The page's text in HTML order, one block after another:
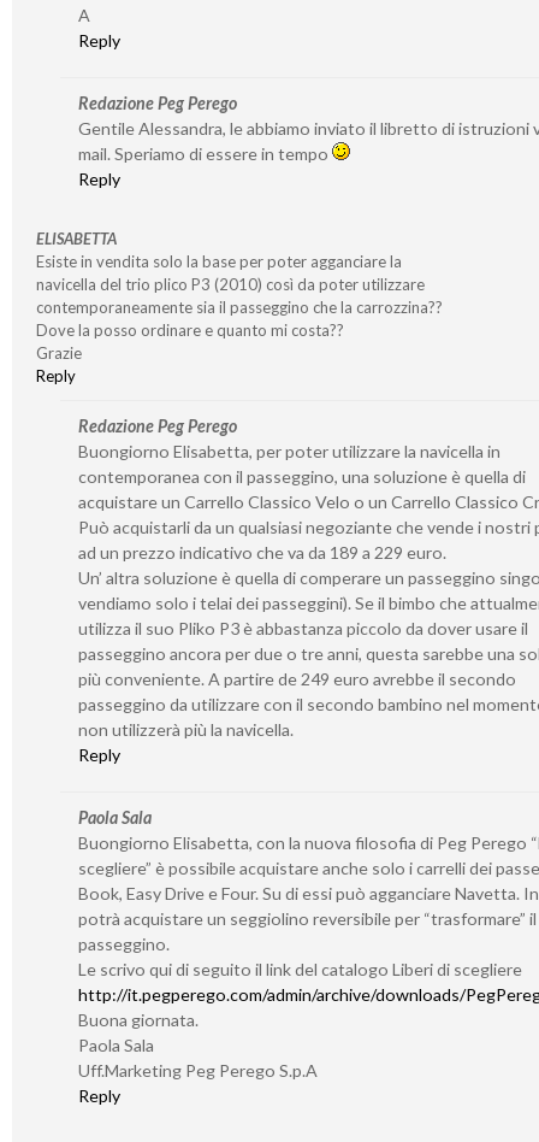
A
Reply
Redazione Peg Perego
Gentile Alessandra, le abbiamo inviato il libretto di istruzioni
mail. Speriamo di essere in tempo
Reply
ELISABETTA
Esiste in vendita solo la base per poter agganciare la
navicella del trio plico P3 (2010) così da poter utilizzare
contemporaneamente sia il passeggino che la carrozzina??
Dove la posso ordinare e quanto mi costa??
Grazie
Reply
Redazione Peg Perego
Buongiorno Elisabetta, per poter utilizzare la navicella in
contemporanea con il passeggino, una soluzione è quella di
acquistare un Carrello Classico Velo o un Carrello Classico
Può acquistarli da un qualsiasi negoziante che vende i
ad un prezzo indicativo che va da 189 a 229 euro.
Un’ altra soluzione è quella di comperare un passeggino
vendiamo solo i telai dei passeggini). Se il bimbo che
utilizza il suo Pliko P3 è abbastanza piccolo da dover usare il
passeggino ancora per due o tre anni, questa sarebbe una
più conveniente. A partire de 249 euro avrebbe il secondo
passeggino da utilizzare con il secondo bambino nel
non utilizzerà più la navicella.
Reply
Paola Sala
Buongiorno Elisabetta, con la nuova filosofia di Peg Perego
scegliere” è possibile acquistare anche solo i carrelli dei
Book, Easy Drive e Four. Su di essi può agganciare Navetta.
potrà acquistare un seggiolino reversibile per “trasformare”
passeggino.
Le scrivo qui di seguito il link del catalogo Liberi di scegliere
http://it.pegperego.com/admin/archive/downloads/
Buona giornata.
Paola Sala
Uff.Marketing Peg Perego S.p.A
Reply